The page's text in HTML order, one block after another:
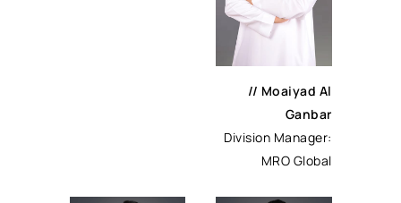
// Moaiyad Al
Ganbar
Division Manager:
MRO Global